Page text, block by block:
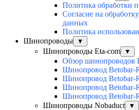
Политика обработки
Согласие на
данных
Политика
Шинопроводы
▼
Шинопроводы Eta-com ▼
Обзор шинопроводов
Шинопровод Betobar-
Шинопровод Betobar-
Шинопровод Betobar-
Шинопровод Betobar-
Шинопроводы Nobaduct
▼